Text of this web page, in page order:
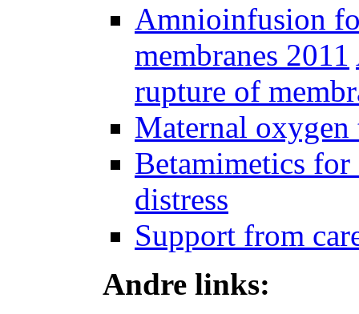
Amnioinfusion
membranes 2011
rupture of
Maternal
Betamimetics for
distress
Support from
Andre links: